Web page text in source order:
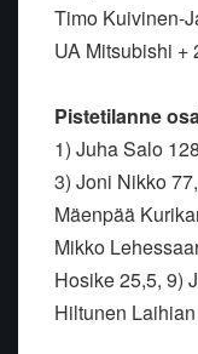
Timo Kuivinen-
UA Mitsubishi +
Pistetilanne
1) Juha Salo
3) Joni Nikko
Mäenpää
Mikko
Hosike 25,5, 9)
Hiltunen